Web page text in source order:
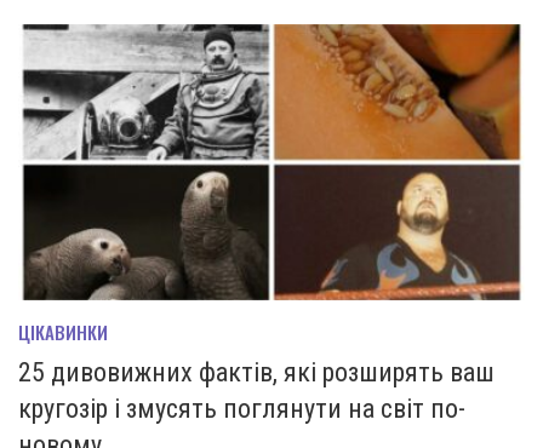
ЦІКАВИНКИ
25 дивовижних фактів, які розширять ваш
кругозір і змусять поглянути на світ по-